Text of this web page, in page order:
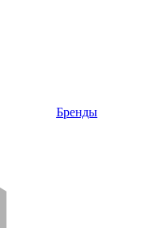
Бренды